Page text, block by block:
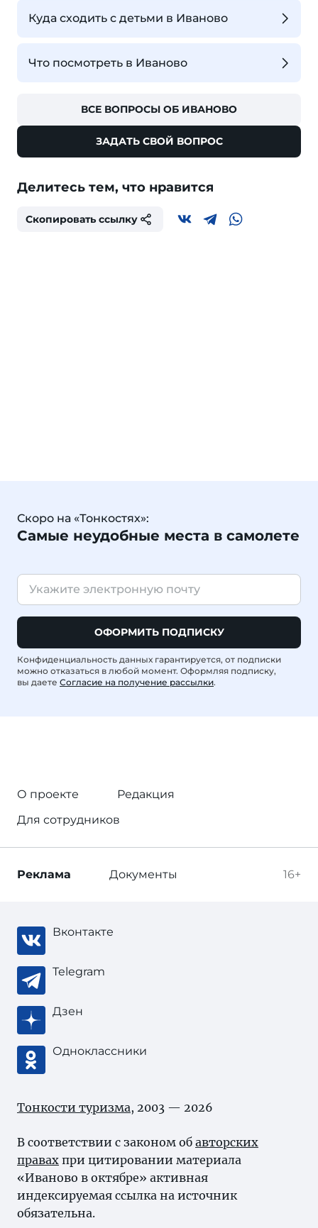
Куда сходить с детьми в Иваново
Что посмотреть в Иваново
ВСЕ ВОПРОСЫ ОБ ИВАНОВО
ЗАДАТЬ СВОЙ ВОПРОС
Делитесь тем, что нравится
Скопировать ссылку
Скоро на «Тонкостях»:
Самые неудобные места в самолете
ОФОРМИТЬ ПОДПИСКУ
Конфиденциальность данных гарантируется, от подписки
можно отказаться в любой момент. Оформляя подписку,
вы даете Согласие на получение рассылки.
О проекте
Редакция
Для сотрудников
16+
Реклама Документы
Вконтакте
Telegram
Дзен
Одноклассники
Тонкости туризма, 2003 — 2026
В соответствии с законом об авторских
правах при цитировании материала
«Иваново в октябре» активная
индексируемая ссылка на источник
обязательна.